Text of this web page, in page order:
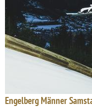
Engelberg Männer